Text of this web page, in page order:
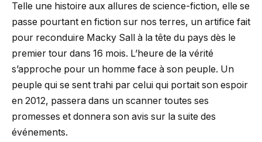
Telle une histoire aux allures de science-fiction, elle se
passe pourtant en fiction sur nos terres, un artifice fait
pour reconduire Macky Sall à la tête du pays dès le
premier tour dans 16 mois. L’heure de la vérité
s’approche pour un homme face à son peuple. Un
peuple qui se sent trahi par celui qui portait son espoir
en 2012, passera dans un scanner toutes ses
promesses et donnera son avis sur la suite des
événements.